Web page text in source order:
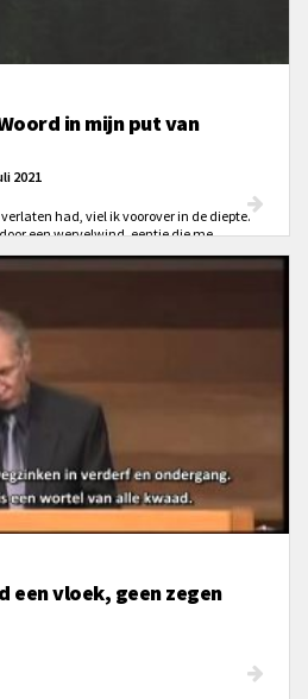
in mijn put van
2021
had, viel ik voorover in de diepte.
een wervelwind, eentje die me
leventje en in een donkere kolk wierp.
of ik de kracht had om door te
om voor altijd zo te moeten leven.
zou worden gaf ik op.
een vloek, geen zegen